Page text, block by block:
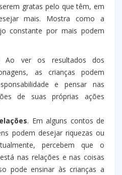
gratas pelo que têm, em
mais. Mostra como a
constante por mais podem
Ao ver os resultados dos
as crianças podem
e pensar nas
de suas próprias ações
. Em alguns contos de
podem desejar riquezas ou
percebem que o
nas relações e nas coisas
pode ensinar às crianças a